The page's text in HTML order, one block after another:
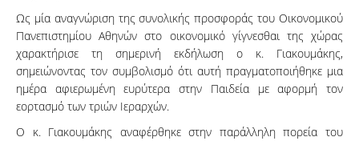
Ως μία αναγνώριση της συνολικής προσφοράς του Οικονομικού
Πανεπιστημίου Αθηνών στο οικονομικό γίγνεσθαι της χώρας
χαρακτήρισε τη σημερινή εκδήλωση ο κ. Γιακουμάκης,
σημειώνοντας τον συμβολισμό ότι αυτή πραγματοποιήθηκε μια
ημέρα αφιερωμένη ευρύτερα στην Παιδεία με αφορμή τον
εορτασμό των τριών Ιεραρχών.
O κ. Γιακουμάκης αναφέρθηκε στην παράλληλη πορεία του